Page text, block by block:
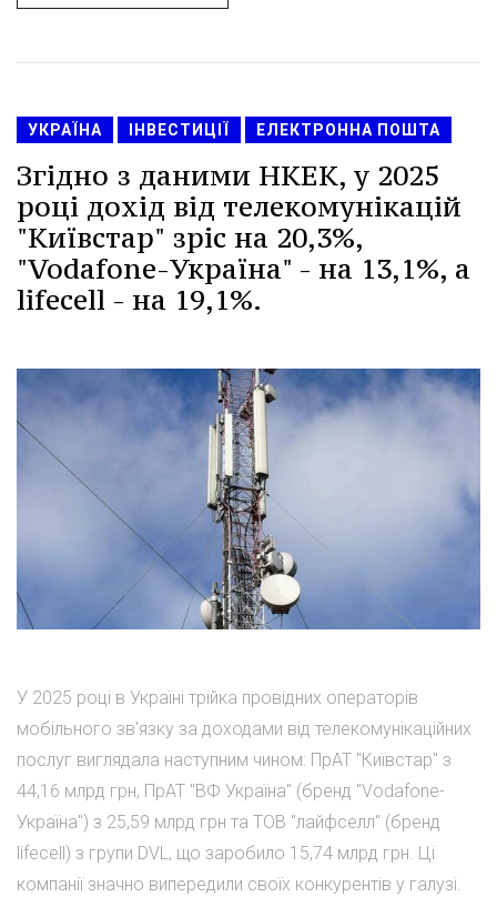
УКРАЇНА ІНВЕСТИЦІЇ ЕЛЕКТРОННА ПОШТА
Згідно з даними НКЕК, у 2025
році дохід від телекомунікацій
"Київстар" зріс на 20,3%,
"Vodafone-Україна" - на 13,1%, а
lifecell - на 19,1%.
У 2025 році в Україні трійка провідних операторів
мобільного зв'язку за доходами від телекомунікаційних
послуг виглядала наступним чином: ПрАТ "Київстар" з
44,16 млрд грн, ПрАТ "ВФ Україна" (бренд "Vodafone-
Україна") з 25,59 млрд грн та ТОВ "лайфселл" (бренд
lifecell) з групи DVL, що заробило 15,74 млрд грн. Ці
компанії значно випередили своїх конкурентів у галузі.